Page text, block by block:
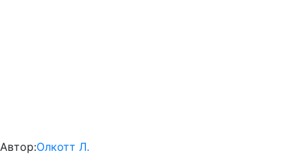
Автор:Олкотт Л.